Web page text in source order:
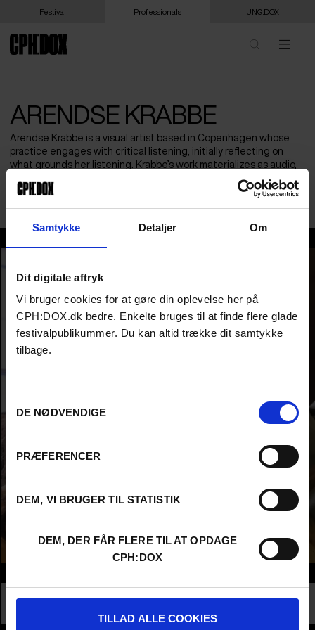
Samtykke Detaljer Om
Dit digitale aftryk
Vi bruger cookies for at gøre din oplevelse her på
CPH:DOX.dk bedre. Enkelte bruges til at finde flere glade
festivalpublikummer. Du kan altid trække dit samtykke
tilbage.
DE NØDVENDIGE
PRÆFERENCER
DEM, VI BRUGER TIL STATISTIK
DEM, DER FÅR FLERE TIL AT OPDAGE
CPH:DOX
TILLAD ALLE COOKIES
Festival Professionals UNG:DOX
ARENDSE KRABBE
Arendse Krabbe is a visual artist based in Copenhagen whose
practice engages with critical listening, initially reflecting on
what grounds her listening. Krabbe’s work materializes as audio,
video, performance, text, installation and collective sensory and
listening situations.